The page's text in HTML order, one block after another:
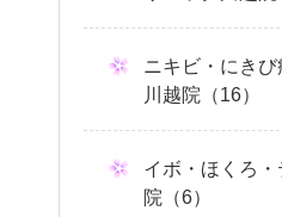
ニキビ・にき
川越院（16）
イボ・ほくろ
院（6）